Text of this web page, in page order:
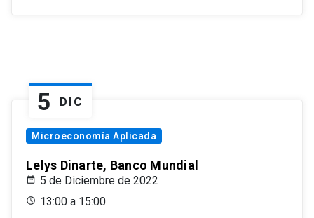
5 DIC
Microeconomía Aplicada
Lelys Dinarte, Banco Mundial
5 de Diciembre de 2022
13:00 a 15:00